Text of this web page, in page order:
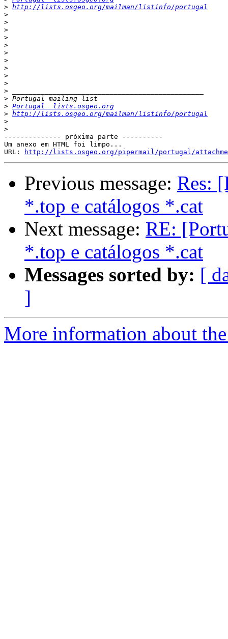
> http://lists.osgeo.org/mailman/listinfo/portugal
>
>
>
>
>
>
>
>
>
>
>
>
> Portugal  lists.osgeo.org
> http://lists.osgeo.org/mailman/listinfo/portugal
>
>
-------------- próxima parte ----------
Um anexo em HTML foi limpo...
URL:
http://lists.osgeo.org/pipermail/portugal/
Previous message: Res:
*.top e catálogos *.cat
Next message: RE:
*.top e catálogos *.cat
Messages sorted by: [
]
More information about